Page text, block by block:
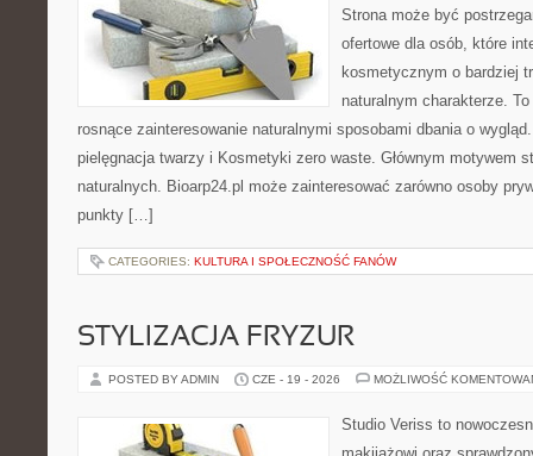
Strona może być
ofertowe dla osób, które
kosmetycznym o bardziej
naturalnym charakterze.
rosnące zainteresowanie naturalnymi sposobami dbania o
pielęgnacja twarzy i Kosmetyki zero waste. Głównym motywem
naturalnych. Bioarp24.pl może zainteresować zarówno osoby
punkty […]
CATEGORIES: KULTURA I SPOŁECZNOŚĆ FANÓW
STYLIZACJA FRYZUR
POSTED BY ADMIN CZE - 19 - 2026 MOŻLIWOŚĆ
Studio Veriss to